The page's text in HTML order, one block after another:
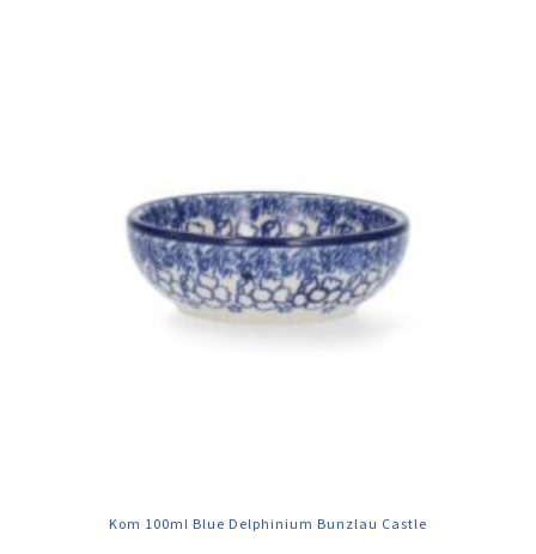
Kom 100ml Blue Delphinium Bunzlau Castle